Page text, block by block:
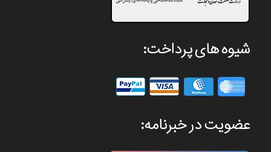
شیوه های پرداخت:
عضویت در خبرنامه: